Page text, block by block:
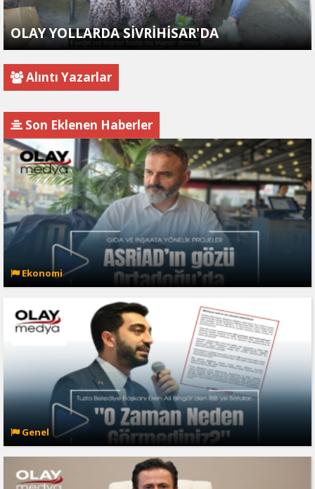
OLAY YOLLARDA SİVRİHİSAR'DA
Alıntı Yazarlar
Son Eklenen Haberler
Ekonomi
Genel